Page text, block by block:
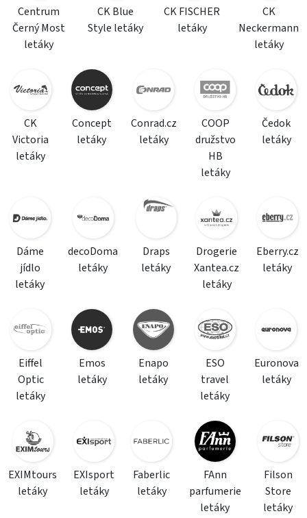
Centrum
Černý Most
letáky
CK Blue
Style letáky
CK FISCHER
letáky
CK
Neckermann
letáky
CK
Victoria
letáky
Concept
letáky
Conrad.cz
letáky
COOP
družstvo
HB
letáky
Čedok
letáky
Dáme
jídlo
letáky
decoDoma
letáky
Draps
letáky
Drogerie
Xantea.cz
letáky
Eberry.cz
letáky
Eiffel
Optic
letáky
Emos
letáky
Enapo
letáky
ESO
travel
letáky
Euronova
letáky
EXIMtours
letáky
EXIsport
letáky
Faberlic
letáky
FAnn
parfumerie
letáky
Filson
Store
letáky